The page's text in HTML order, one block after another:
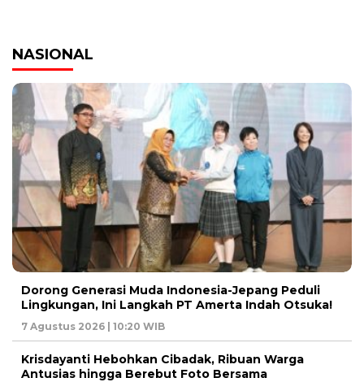
NASIONAL
Dorong Generasi Muda Indonesia-Jepang Peduli
Lingkungan, Ini Langkah PT Amerta Indah Otsuka!
7 Agustus 2026 | 10:20 WIB
Krisdayanti Hebohkan Cibadak, Ribuan Warga
Antusias hingga Berebut Foto Bersama